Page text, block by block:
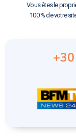
Vous êtes le
100 % de votre